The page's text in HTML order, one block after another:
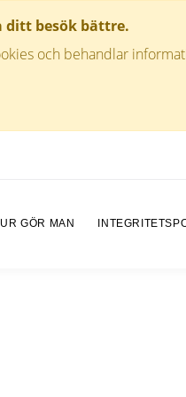
ditt besök bättre.
och behandlar
GÖR MAN